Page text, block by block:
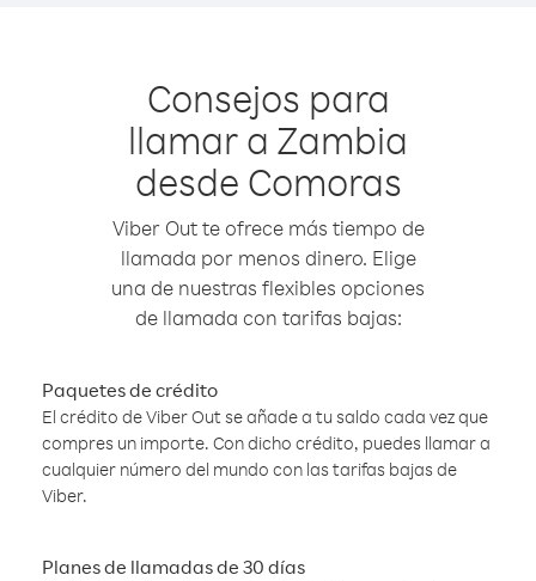
Consejos para
llamar a Zambia
desde Comoras
Viber Out te ofrece más tiempo de
llamada por menos dinero. Elige
una de nuestras flexibles opciones
de llamada con tarifas bajas:
Paquetes de crédito
El crédito de Viber Out se añade a tu saldo cada vez que
compres un importe. Con dicho crédito, puedes llamar a
cualquier número del mundo con las tarifas bajas de
Viber.
Planes de llamadas de 30 días